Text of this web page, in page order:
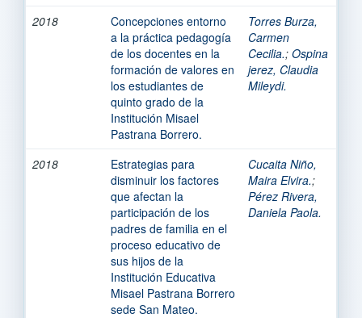
2018
Concepciones entorno
a la práctica pedagogía
de los docentes en la
formación de valores en
los estudiantes de
quinto grado de la
Institución Misael
Pastrana Borrero.
Torres Burza,
Carmen
Cecilia.; Ospina
jerez, Claudia
Mileydi.
2018
Estrategias para
disminuir los factores
que afectan la
participación de los
padres de familia en el
proceso educativo de
sus hijos de la
Institución Educativa
Misael Pastrana Borrero
sede San Mateo.
Cucaita Niño,
Maira Elvira.;
Pérez Rivera,
Daniela Paola.